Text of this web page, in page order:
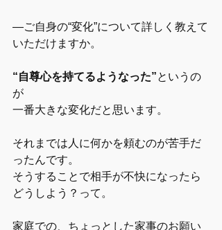
―ご自身の“変化”について詳しく教えて
いただけますか。
“自尊心を持てるようなった”というの
が
一番大きな変化だと思います。
それまでは人に何かを頼むのが苦手だ
ったんです。
そうすることで相手が不快になったら
どうしよう？って。
家庭での、ちょっとした家事のお願い